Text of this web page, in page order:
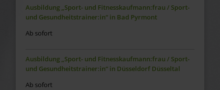
Ausbildung „Sport- und Fitnesskaufmann:frau / Sport-
und Gesundheitstrainer:in“ in Bad Pyrmont
Ab sofort
Ausbildung „Sport- und Fitnesskaufmann:frau / Sport-
und Gesundheitstrainer:in“ in Düsseldorf Düsseltal
Ab sofort